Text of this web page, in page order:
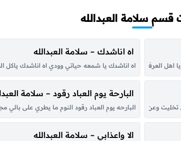
قسم سلامة العبدالله
يا اهل العرف و المعروف جرحي عطيب خبروبي صخيف الروح
اه اناشدك – سلامة العبدالله
اه اناشدك يا شمعه حياتي وودي اه اناشدك
وعن حبك تغاليت لا يالغالي انا مالي بدالك كلام الناس
البارحة يوم العباد رقود – سلامة
البارحه يوم العباد رقود النوم ما يطري على
الا واعذابي – سلامة العبدالله